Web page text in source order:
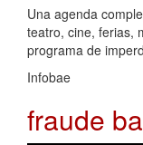
Una agenda
teatro, cine, ferias,
programa de
Infobae
fraude